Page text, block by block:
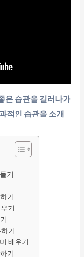
은 습관을 길러나가
적인 습관을 소개
기
기
기
기
배우기
기